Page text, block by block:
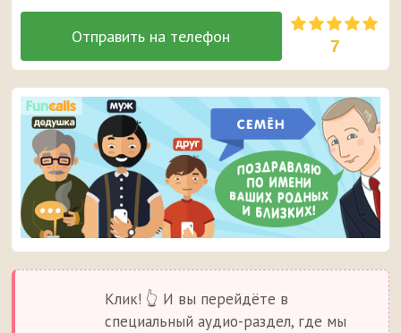
7
Клик! 👆 И вы перейдёте в
специальный аудио-раздел, где мы